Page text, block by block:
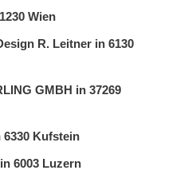
Wien
R. Leitner in 6130
GMBH in 37269
6330 Kufstein
6003 Luzern